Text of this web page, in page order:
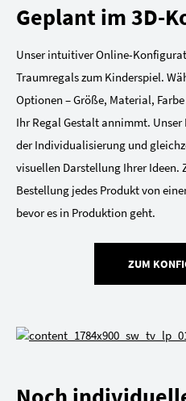
Geplant im 3D-
Unser intuitiver Online-
Traumregals zum Kinderspiel.
Optionen – Größe, Material,
Ihr Regal Gestalt annimmt.
der Individualisierung und
visuellen Darstellung Ihrer Ideen.
Bestellung jedes Produkt von
bevor es in Produktion geht.
ZUM